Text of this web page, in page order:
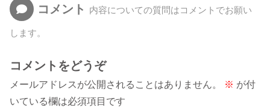
コメント 内容についての質問はコメントでお願い
します。
コメントをどうぞ
メールアドレスが公開されることはありません。 ※ が付
いている欄は必須項目です